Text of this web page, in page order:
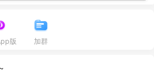
补课，热心网友重金扒「狗」
版 加群